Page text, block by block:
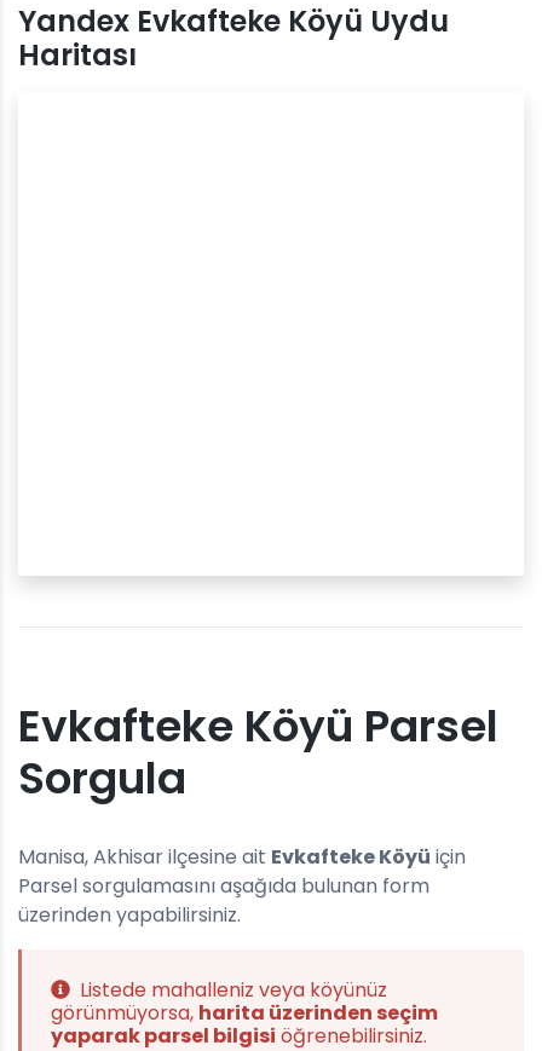
Yandex Evkafteke Köyü Uydu
Haritası
Evkafteke Köyü Parsel
Sorgula
Manisa, Akhisar ilçesine ait Evkafteke Köyü için
Parsel sorgulamasını aşağıda bulunan form
üzerinden yapabilirsiniz.
Listede mahalleniz veya köyünüz
görünmüyorsa, harita üzerinden seçim
yaparak parsel bilgisi öğrenebilirsiniz.